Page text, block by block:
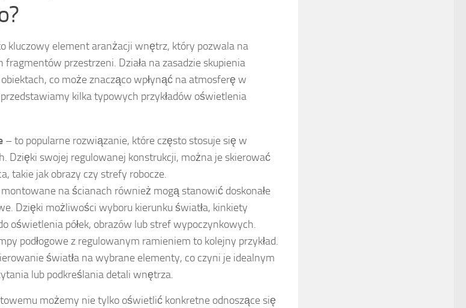
kluczowy element aranżacji wnętrz, który pozwala na
przestrzeni. Działa na zasadzie skupienia
co może znacząco wpłynąć na atmosferę w
kilka typowych przykładów oświetlenia
– to popularne rozwiązanie, które często stosuje się w
Dzięki swojej regulowanej konstrukcji, można je skierować
takie jak obrazy czy strefy robocze.
na ścianach również mogą stanowić doskonałe
Dzięki możliwości wyboru kierunku światła, kinkiety
oświetlenia półek, obrazów lub stref wypoczynkowych.
podłogowe z regulowanym ramieniem to kolejny przykład.
światła na wybrane elementy, co czyni je idealnym
lub podkreślania detali wnętrza.
możemy nie tylko oświetlić konkretne odnoszące się